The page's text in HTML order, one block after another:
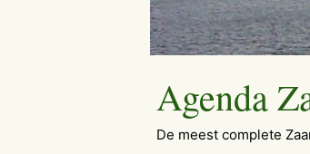
Agenda
De meest complete